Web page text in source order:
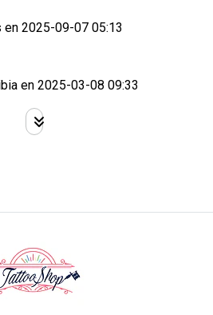
en 2025-09-07 05:13
en 2025-03-08 09:33